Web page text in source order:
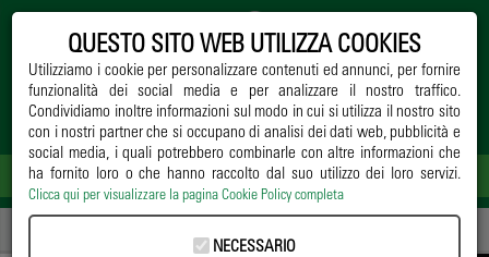
QUESTO SITO WEB UTILIZZA COOKIES
Utilizziamo i cookie per personalizzare contenuti ed annunci, per fornire
funzionalità dei social media e per analizzare il nostro traffico.
Condividiamo inoltre informazioni sul modo in cui si utilizza il nostro sito
con i nostri partner che si occupano di analisi dei dati web, pubblicità e
social media, i quali potrebbero combinarle con altre informazioni che
ha fornito loro o che hanno raccolto dal suo utilizzo dei loro servizi.
Clicca qui per visualizzare la pagina Cookie Policy completa
NECESSARIO